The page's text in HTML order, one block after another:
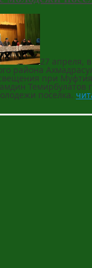
27 апреля,
района
при
Темирбулатов
поселка.